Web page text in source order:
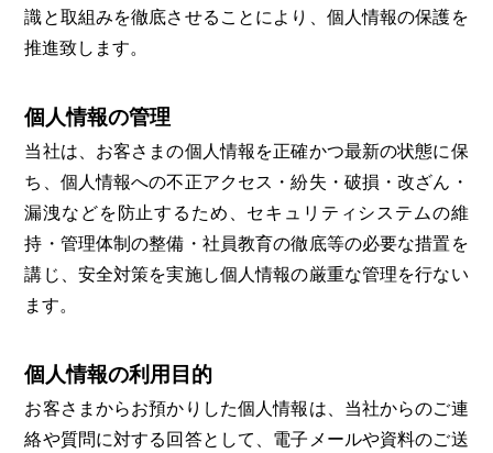
識と取組みを徹底させることにより、個人情報の保護を
推進致します。
個人情報の管理
当社は、お客さまの個人情報を正確かつ最新の状態に保
ち、個人情報への不正アクセス・紛失・破損・改ざん・
漏洩などを防止するため、セキュリティシステムの維
持・管理体制の整備・社員教育の徹底等の必要な措置を
講じ、安全対策を実施し個人情報の厳重な管理を行ない
ます。
個人情報の利用目的
お客さまからお預かりした個人情報は、当社からのご連
絡や質問に対する回答として、電子メールや資料のご送